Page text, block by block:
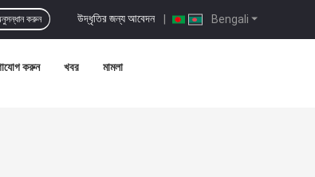
Bengali
উদ্ধৃতির জন্য আবেদন |
করুন
করুন খবর মামলা